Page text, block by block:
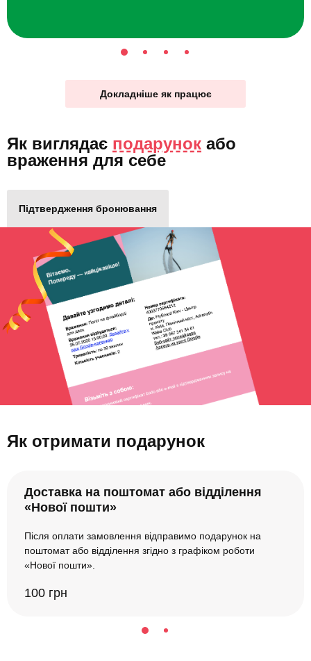
Докладніше як працює
Як виглядає подарунок або
враження для себе
Підтвердження бронювання
Як отримати подарунок
Доставка на поштомат або відділення
«Нової пошти»
Після оплати замовлення відправимо подарунок на
поштомат або відділення згідно з графіком роботи
«Нової пошти».
100 грн